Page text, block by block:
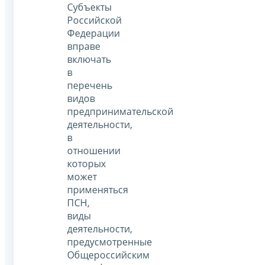
Субъекты
Российской
Федерации
вправе
включать
в
перечень
видов
предпринимательской
деятельности,
в
отношении
которых
может
применяться
ПСН,
виды
деятельности,
предусмотренные
Общероссийским